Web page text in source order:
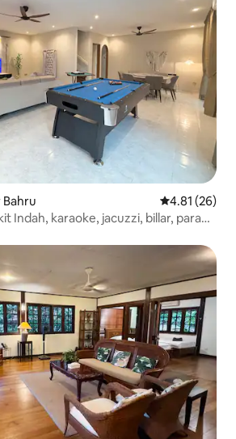
Calificación
4.81 (26)
Indah, karaoke, jacuzzi, billar, para